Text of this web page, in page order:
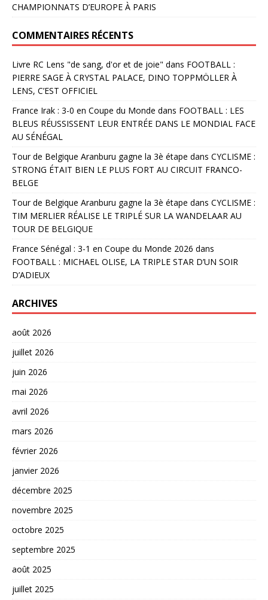
CHAMPIONNATS D’EUROPE À PARIS
COMMENTAIRES RÉCENTS
Livre RC Lens "de sang, d'or et de joie" dans FOOTBALL :
PIERRE SAGE À CRYSTAL PALACE, DINO TOPPMÖLLER À
LENS, C’EST OFFICIEL
France Irak : 3-0 en Coupe du Monde dans FOOTBALL : LES
BLEUS RÉUSSISSENT LEUR ENTRÉE DANS LE MONDIAL FACE
AU SÉNÉGAL
Tour de Belgique Aranburu gagne la 3è étape dans CYCLISME :
STRONG ÉTAIT BIEN LE PLUS FORT AU CIRCUIT FRANCO-
BELGE
Tour de Belgique Aranburu gagne la 3è étape dans CYCLISME :
TIM MERLIER RÉALISE LE TRIPLÉ SUR LA WANDELAAR AU
TOUR DE BELGIQUE
France Sénégal : 3-1 en Coupe du Monde 2026 dans
FOOTBALL : MICHAEL OLISE, LA TRIPLE STAR D’UN SOIR
D’ADIEUX
ARCHIVES
août 2026
juillet 2026
juin 2026
mai 2026
avril 2026
mars 2026
février 2026
janvier 2026
décembre 2025
novembre 2025
octobre 2025
septembre 2025
août 2025
juillet 2025